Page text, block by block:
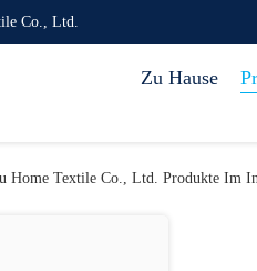
Co., Ltd.
Zu Hause
Home Textile Co., Ltd. Produkte Im